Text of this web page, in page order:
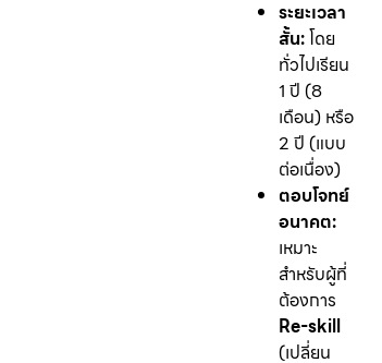
ระยะเวลา
สั้น:โดย
ทั่วไปเรียน
1 ปี (8
เดือน) หรือ
2 ปี (แบบ
ต่อเนื่อง)
ตอบโจทย์
อนาคต:
เหมาะ
สำหรับผู้ที่
ต้องการ
Re-skill
(เปลี่ยน